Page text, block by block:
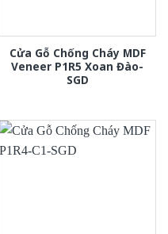
Cửa Gỗ Chống Cháy MDF
Veneer P1R5 Xoan Đào-
SGD